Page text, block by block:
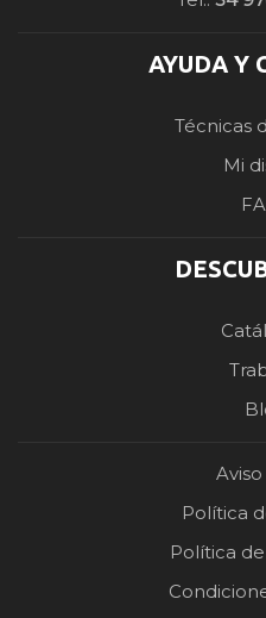
AYUDA Y
Técnicas
Mi
Política
Política